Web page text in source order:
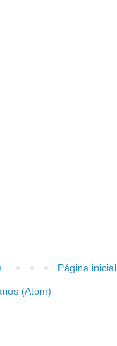
Página inicial
(Atom)